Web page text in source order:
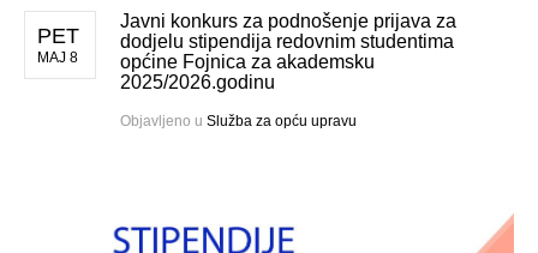
PET
MAJ 8
Javni konkurs za podnošenje prijava za
dodjelu stipendija redovnim studentima
općine Fojnica za akademsku
2025/2026.godinu
Objavljeno u Služba za opću upravu